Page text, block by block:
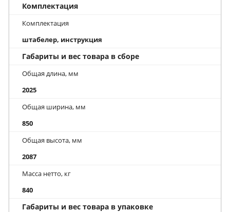
Комплектация
Комплектация
штабелер, инструкция
Габариты и вес товара в сборе
Общая длина, мм
2025
Общая ширина, мм
850
Общая высота, мм
2087
Масса нетто, кг
840
Габариты и вес товара в упаковке